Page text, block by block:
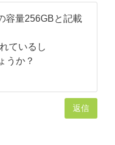
容量256GBと記載
ているし
うか？
返信